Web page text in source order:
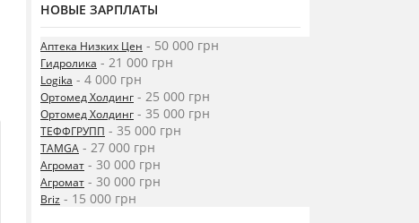
НОВЫЕ ЗАРПЛАТЫ
Аптека Низких Цен - 50 000 грн
Гидролика - 21 000 грн
Logika - 4 000 грн
Ортомед Холдинг - 25 000 грн
Ортомед Холдинг - 35 000 грн
ТЕФФГРУПП - 35 000 грн
TAMGA - 27 000 грн
Агромат - 30 000 грн
Агромат - 30 000 грн
Briz - 15 000 грн